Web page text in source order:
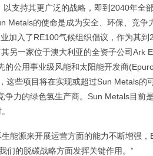
支持其更广泛的战略，即到2040年全
Metals的使命是成为安全、环保、竞争
加入了RE100气候组织倡议，作为其到
另一家位于澳大利亚的全资子公司Ark
的公用事业级风能和太阳能开发商
这些项目将在实现或超过Sun Metals的
力的绿色氢生产商。Sun Metals目前
能源来开展运营方面的能力不断增强，
们的脱碳战略方面发挥关键作用。”